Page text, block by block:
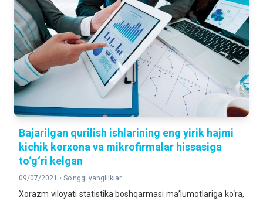
Bajarilgan qurilish ishlarining eng yirik hajmi
kichik korxona va mikrofirmalar hissasiga
to‘g‘ri kelgan
09/07/2021 • So'nggi yangiliklar
Xorazm viloyati statistika boshqarmasi ma’lumotlariga ko‘ra,